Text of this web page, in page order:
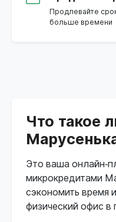
Продлевайте
больше времени
Что такое
Это ваша онлайн-
микрокредитами
сэкономить время
физический офис в